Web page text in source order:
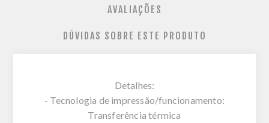
AVALIAÇÕES
DÚVIDAS SOBRE ESTE PRODUTO
Detalhes:
- Tecnologia de impressão/funcionamento:
Transferência térmica